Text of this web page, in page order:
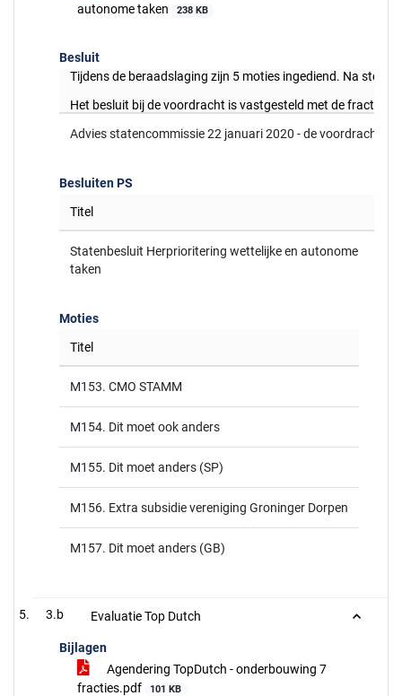
autonome taken
238 KB
Besluit
Tijdens de beraadslaging zijn 5 moties ingediend. Na
Het besluit bij de voordracht is vastgesteld met de fracties
Advies statencommissie 22 januari 2020 - de voordracht
Besluiten PS
Titel
Statenbesluit Herprioritering wettelijke en autonome
taken
Moties
Titel
M153. CMO STAMM
M154. Dit moet ook anders
M155. Dit moet anders (SP)
M156. Extra subsidie vereniging Groninger Dorpen
M157. Dit moet anders (GB)
3.b Evaluatie Top Dutch
Bijlagen
Agendering TopDutch - onderbouwing 7
fracties.pdf
101 KB